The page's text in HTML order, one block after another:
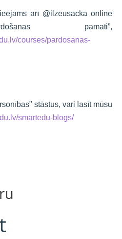
arī @ilzeusacka online
pamati”,
courses/pardosanas-
stāstus, vari lasīt mūsu
smartedu-blogs/